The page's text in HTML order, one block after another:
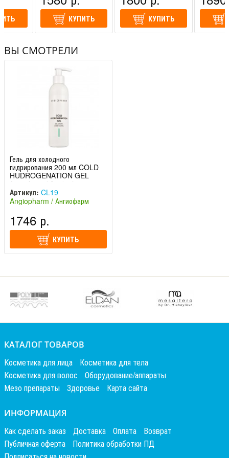
КУПИТЬ КУПИТЬ
ВЫ СМОТРЕЛИ
Гель для холодного
гидрирования 200 мл COLD
HUDROGENATION GEL
Ангиофарм / Angiopharm
Артикул: CL19
Angiopharm / Ангиофарм
1746 р.
КУПИТЬ
КАТАЛОГ ТОВАРОВ
Косметика для лица
Косметика для тела
Косметика для волос
Оборудование/аппараты
Мезо препараты
Здоровье Карта сайта
ИНФОРМАЦИЯ
Как сделать заказ Доставка Оплата
Возврат
Публичная оферта
Политика обработки ПД